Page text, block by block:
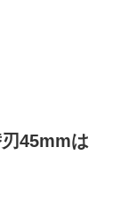
45mmは